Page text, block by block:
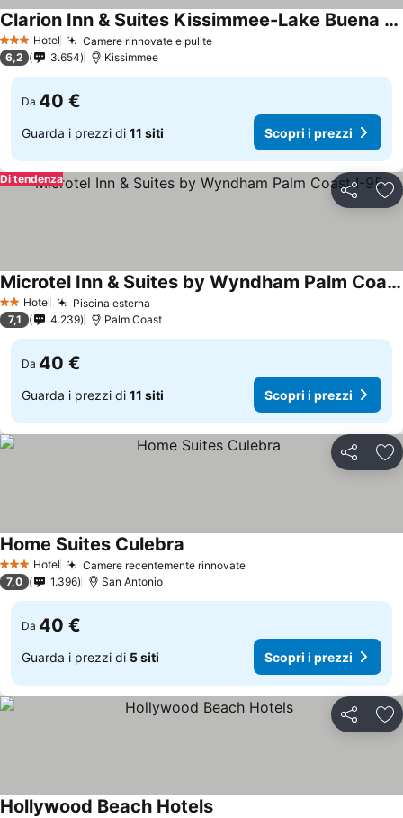
3 StelleHotel Camere rinnovate e pulite
Clarion Inn & Suites Kissimmee-Lake Buena Vista South
6,2 3.654 Kissimmee
Da 40 €
Guarda i prezzi di 11 siti Scopri i prezzi
Condividi
Di tendenza
2 StelleHotel Piscina esterna
Microtel Inn & Suites by Wyndham Palm Coast I-95
7,1 4.239 Palm Coast
Da 40 €
Guarda i prezzi di 11 siti Scopri i prezzi
Condividi
3 StelleHotel Camere recentemente rinnovate
Home Suites Culebra
7,0 1.396 San Antonio
Da 40 €
Guarda i prezzi di 5 siti Scopri i prezzi
Condividi
Hollywood Beach Hotels